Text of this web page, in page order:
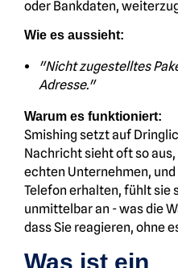
oder Bankdaten,
Wie es aussieht:
"Nicht zugestelltes
Adresse."
Warum es funktioniert:
Smishing setzt auf
Nachricht sieht oft so
echten Unternehmen,
Telefon erhalten, fühlt sie
unmittelbar an - was die
dass Sie reagieren, ohne
Was ist ein